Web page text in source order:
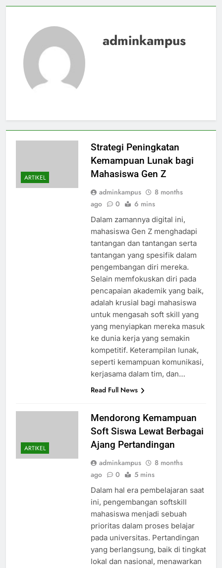
adminkampus
ARTIKEL
Strategi Peningkatan
Kemampuan Lunak bagi
Mahasiswa Gen Z
adminkampus
8 months
ago
0 6 mins
Dalam zamannya digital ini,
mahasiswa Gen Z menghadapi
tantangan dan tantangan serta
tantangan yang spesifik dalam
pengembangan diri mereka.
Selain memfokuskan diri pada
pencapaian akademik yang baik,
adalah krusial bagi mahasiswa
untuk mengasah soft skill yang
yang menyiapkan mereka masuk
ke dunia kerja yang semakin
kompetitif. Keterampilan lunak,
seperti kemampuan komunikasi,
kerjasama dalam tim, dan…
Read Full News
ARTIKEL
Mendorong Kemampuan
Soft Siswa Lewat Berbagai
Ajang Pertandingan
adminkampus
8 months
ago
0 5 mins
Dalam hal era pembelajaran saat
ini, pengembangan softskill
mahasiswa menjadi sebuah
prioritas dalam proses belajar
pada universitas. Pertandingan
yang berlangsung, baik di tingkat
lokal dan nasional, menawarkan